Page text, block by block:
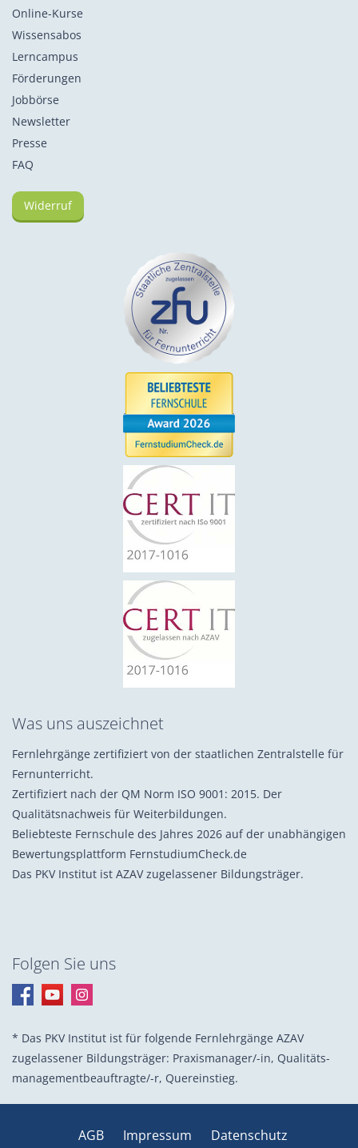
Online-Kurse
Wissensabos
Lerncampus
Förderungen
Jobbörse
Newsletter
Presse
FAQ
Widerruf
Was uns auszeichnet
Fernlehrgänge zertifiziert von der staatlichen Zentralstelle für
Fernunterricht.
Zertifiziert nach der QM Norm ISO 9001: 2015. Der
Qualitätsnachweis für Weiterbildungen.
Beliebteste Fernschule des Jahres 2026 auf der unabhängigen
Bewertungsplattform FernstudiumCheck.de
Das PKV Institut ist AZAV zugelassener Bildungsträger.
Folgen Sie uns
* Das PKV Institut ist für folgende Fernlehrgänge AZAV
zugelassener Bildungsträger: Praxis­manager/-in, Quali­täts­
management­beauf­tragte/-r, Quer­einstieg.
AGB Impressum Datenschutz